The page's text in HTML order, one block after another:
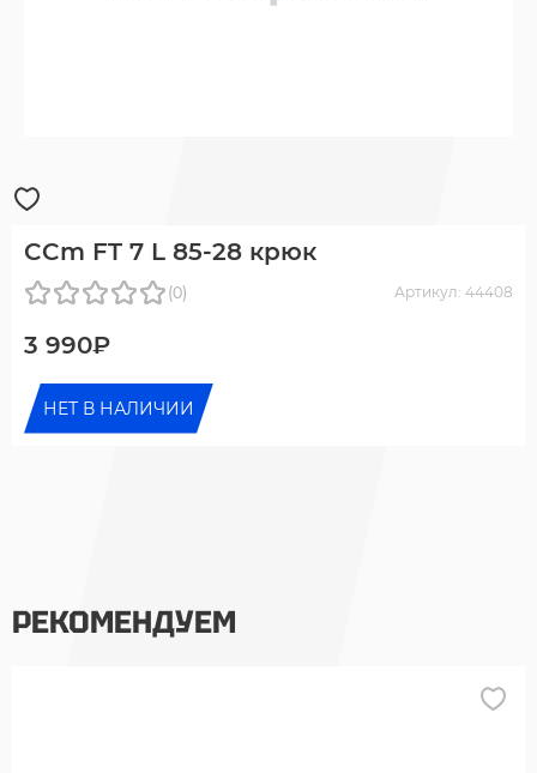
CCm FT 7 L 85-28 крюк
(0) Артикул: 44408
3 990₽
НЕТ В НАЛИЧИИ
РЕКОМЕНДУЕМ